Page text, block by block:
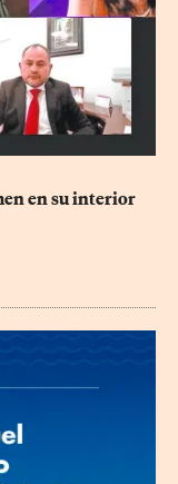
en su interior